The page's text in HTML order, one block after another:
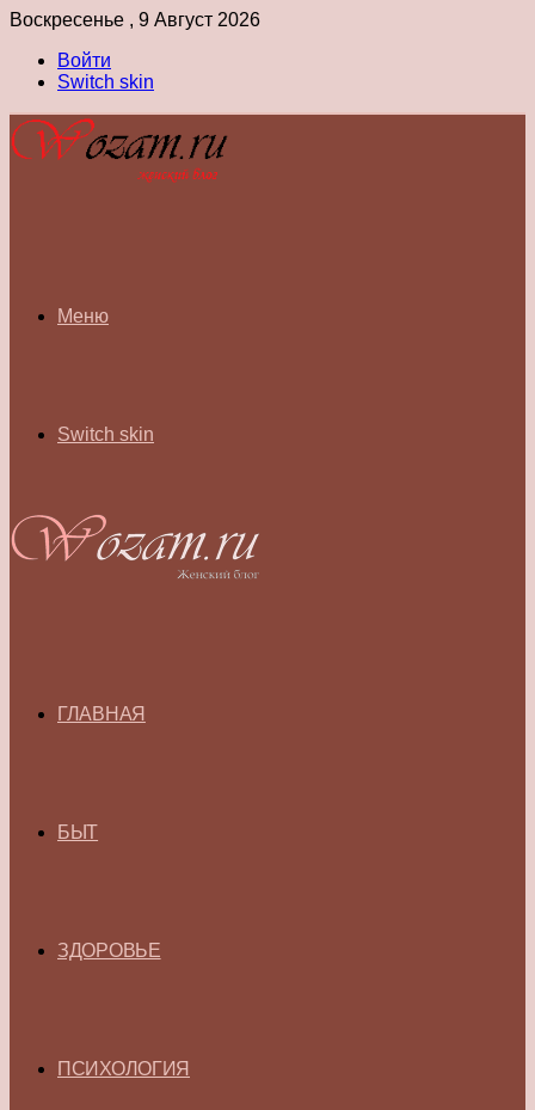
Воскресенье , 9 Август 2026
Войти
Switch skin
Меню
Switch skin
ГЛАВНАЯ
БЫТ
ЗДОРОВЬЕ
ПСИХОЛОГИЯ